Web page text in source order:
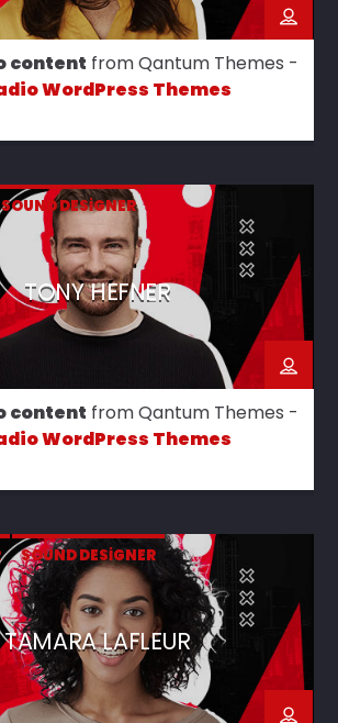
content from Qantum Themes -
WordPress Themes
SOUND DESIGNER
TONY HEFNER
content from Qantum Themes -
WordPress Themes
SOUND DESIGNER
TAMARA LAFLEUR